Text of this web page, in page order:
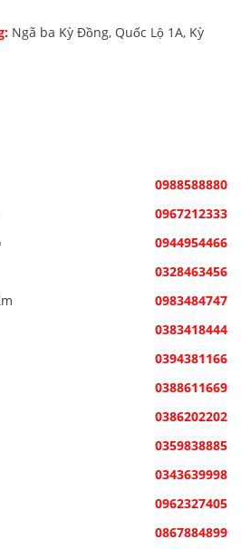
Ngã ba Kỳ Đồng, Quốc Lộ 1A, Kỳ
0988588880
0967212333
0944954466
0328463456
0983484747
0383418444
0394381166
0388611669
0386202202
0359838885
0343639998
0962327405
0867884899